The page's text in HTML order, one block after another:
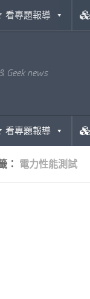
看專題報導
Geek news
看專題報導
： 電力性能測試